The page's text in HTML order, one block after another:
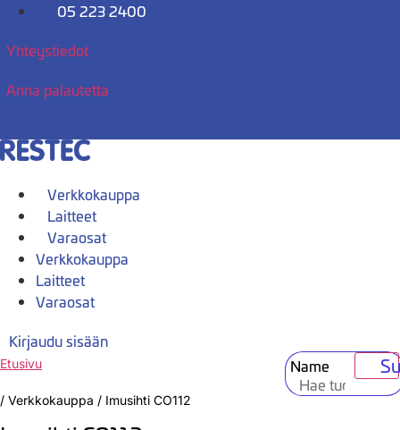
Mene
05 223 2400
Yhteystiedot
Anna palautetta
Verkkokauppa
Laitteet
Varaosat
Verkkokauppa
Laitteet
Varaosat
Kirjaudu sisään
Name
Etusivu
/ Verkkokauppa / Imusihti CO112